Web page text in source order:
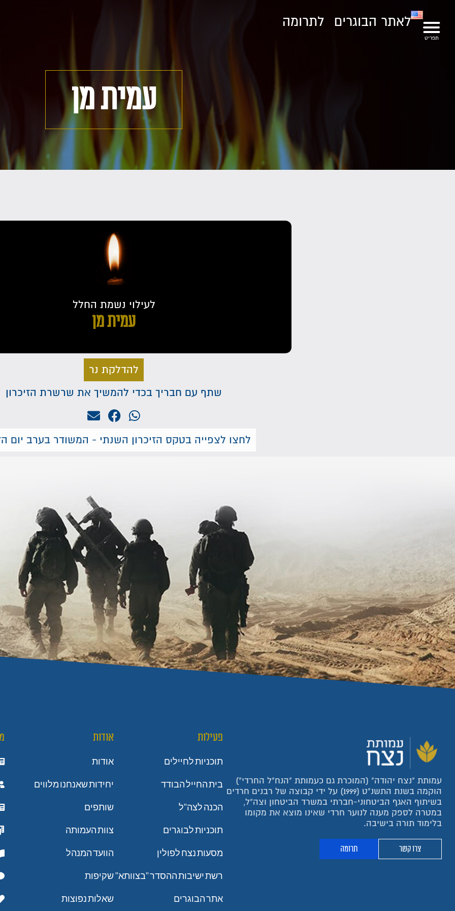
לאתר הבוגרים לתרומה
עמית מן
לעילוי נשמת החלל
עמית מן
להדלקת נר
שתף עם חבריך בכדי להמשיך את שרשרת הזיכרון
לחצו לצפייה בטקס הזיכרון השנתי - המשודר בערב יום
עמותת "נצח יהודה" (המוכרת גם כעמותת "הנח"ל החרדי")
הוקמה בשנת התשנ"ט (1999) על ידי קבוצה של רבנים חרדים
בשיתוף האגף הביטחוני-חברתי במשרד הביטחון וצה"ל,
במטרה לספק מענה לנוער חרדי שאינו מוצא את מקומו
בלימוד תורה בישיבה.
צרו קשר תרומה
פעילות
תוכניות לחיילים
בית החייל הבודד
הכנה לצה"ל
תוכניות לבוגרים
מסעות נצח לפולין
רשת ישיבות ההסדר "בצוותא"
אתר הבוגרים
אודות
אודות
יחידות שאנחנו מלווים
שותפים
צוות העמותה
הוועד המנהל
שקיפות
שאלות נפוצות